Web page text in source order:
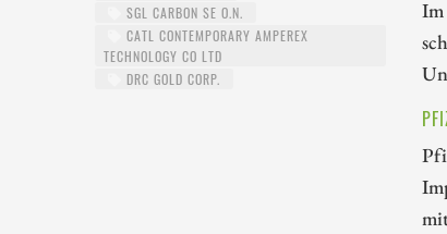
SGL CARBON SE O.N.
CATL CONTEMPORARY AMPEREX
TECHNOLOGY CO LTD
DRC GOLD CORP.
Im